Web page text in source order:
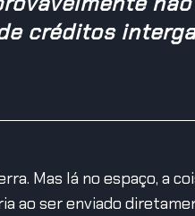
créditos
Mas lá no espaço, a
ao ser enviado